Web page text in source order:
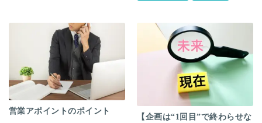
営業アポイントのポイント
【企画は“1回目”で終わらせな